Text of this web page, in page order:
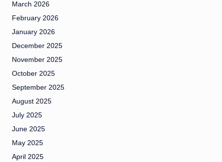
March 2026
February 2026
January 2026
December 2025
November 2025
October 2025
September 2025
August 2025
July 2025
June 2025
May 2025
April 2025